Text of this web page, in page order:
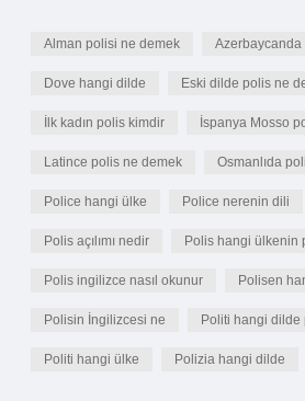
Alman polisi ne demek Azerbaycanda
Dove hangi dilde Eski dilde polis ne
İlk kadın polis kimdir İspanya Mosso
Latince polis ne demek Osmanlıda
Police hangi ülke Police nerenin dili
Polis açılımı nedir Polis hangi ülkenin
Polis ingilizce nasıl okunur Polisen
Polisin İngilizcesi ne Politi hangi dilde
Politi hangi ülke Polizia hangi dilde